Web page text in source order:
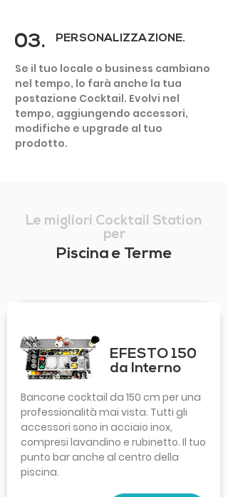
03. PERSONALIZZAZIONE.
Se il tuo locale o business cambiano
nel tempo, lo farà anche la tua
postazione Cocktail. Evolvi nel
tempo, aggiungendo accessori,
modifiche e upgrade al tuo
prodotto.
Le migliori Cocktail Station
per
Piscina e Terme
EFESTO 150
da Interno
Bancone cocktail da 150 cm per una
professionalità mai vista. Tutti gli
accessori sono in acciaio inox,
compresi lavandino e rubinetto. Il tuo
punto bar anche al centro della
piscina.